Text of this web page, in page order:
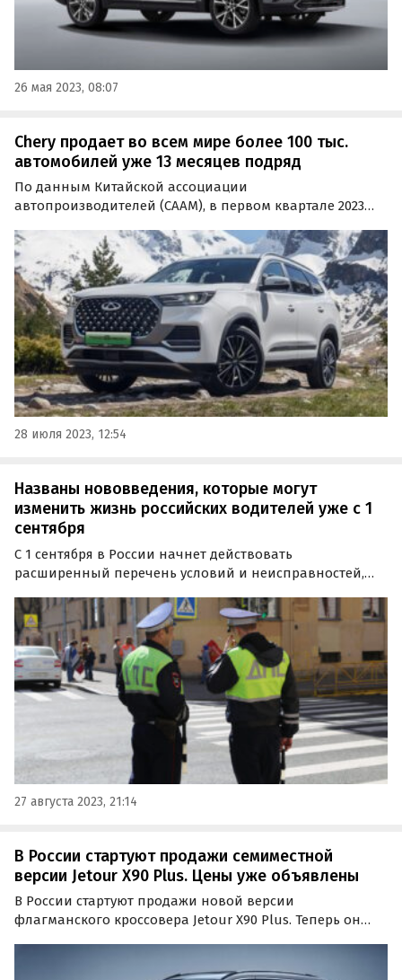
26 мая 2023, 08:07
Chery продает во всем мире более 100 тыс.
автомобилей уже 13 месяцев подряд
По данным Китайской ассоциации
автопроизводителей (CAAM), в первом квартале 2023
автомобилей — больше, чем куда-либо еще. Свой вклад
в этот результат вносит и Chery, сообщили в пресс-
службе бренда.
28 июля 2023, 12:54
Названы нововведения, которые могут
изменить жизнь российских водителей уже с 1
сентября
С 1 сентября в России начнет действовать
расширенный перечень условий и неисправностей,
Согласно ему, поводом для штрафа станут
несоответствующие сезону шины, неработающая ABS и
другие вещи, которые…
27 августа 2023, 21:14
В России стартуют продажи семиместной
версии Jetour X90 Plus. Цены уже объявлены
В России стартуют продажи новой версии
флагманского кроссовера Jetour X90 Plus. Теперь он